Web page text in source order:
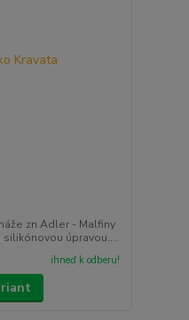
zn.Adler - Malfiny
úpravou....
ihneď k odberu!